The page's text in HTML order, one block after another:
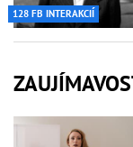
128 FB INTERAKCIÍ